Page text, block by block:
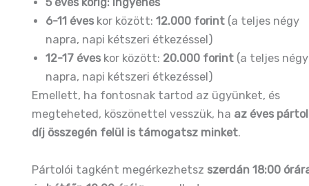
6-11 éves kor között:12.000 forint (a teljes négy
napra, napi kétszeri étkezéssel)
12-17 éves kor között: 20.000 forint (a teljes négy
napra, napi kétszeri étkezéssel)
Emellett, ha fontosnak tartod az ügyünket, és
megteheted, köszönettel vesszük, ha az éves
díj összegén felül is támogatsz minket.
Pártolói tagként megérkezhetsz szerdán 18:00